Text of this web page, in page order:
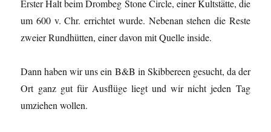
Erster Halt beim Drombeg Stone Circle, einer Kultstätte, die
um 600 v. Chr. errichtet wurde. Nebenan stehen die Reste
zweier Rundhütten, einer davon mit Quelle inside.
Dann haben wir uns ein B&B in Skibbereen gesucht, da der
Ort ganz gut für Ausflüge liegt und wir nicht jeden Tag
umziehen wollen.